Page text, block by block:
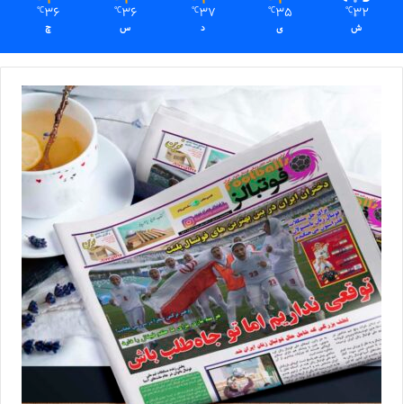
32
℃
ش
35
℃
ی
37
℃
د
36
℃
س
36
℃
چ